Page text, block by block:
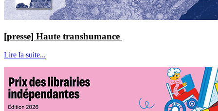
[presse] Haute transhumance
Lire la suite...